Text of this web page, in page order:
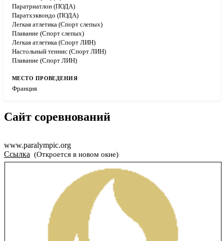
Паратриатлон (ПОДА)
Паратхэквондо (ПОДА)
Легкая атлетика (Спорт слепых)
Плавание (Спорт слепых)
Легкая атлетика (Спорт ЛИН)
Настольный теннис (Спорт ЛИН)
Плавание (Спорт ЛИН)
Франция
Сайт соревнований
www.paralympic.org
Ссылка (Откроется в новом окне)